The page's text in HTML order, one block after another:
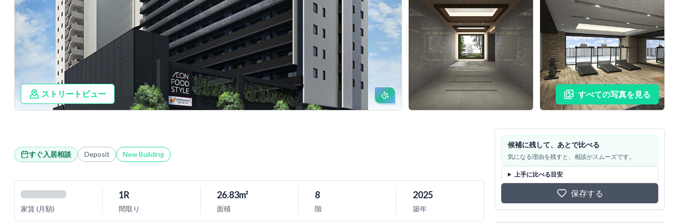
ストリートビュー すべての写真を見る
すぐ入居相談 Deposit New Building
家賃 (月額)
1R
間取り
26.83m²
面積
8
階
2025
築年
候補に残して、あとで比べる
気になる理由を残すと、相談がスムーズです。
上手に比べる目安
保存する